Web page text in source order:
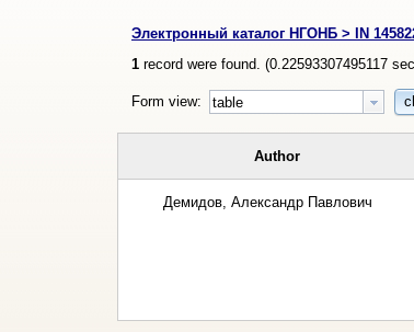
Электронный каталог НГОНБ > IN
1record were found. (0.22593307495117
Form view: table
Author
Демидов, Александр Павлович